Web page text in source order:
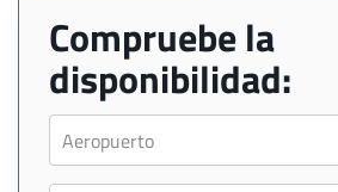
Compruebe la
disponibilidad: